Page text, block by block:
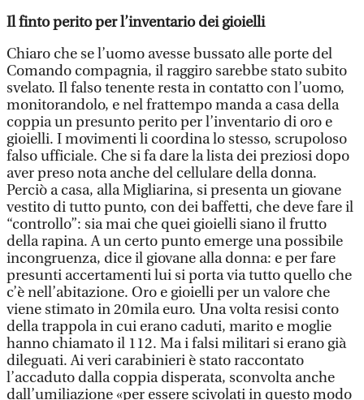
Il finto perito per l’inventario dei gioielli
Chiaro che se l’uomo avesse bussato alle porte del
Comando compagnia, il raggiro sarebbe stato subito
svelato. Il falso tenente resta in contatto con l’uomo,
monitorandolo, e nel frattempo manda a casa della
coppia un presunto perito per l’inventario di oro e
gioielli. I movimenti li coordina lo stesso, scrupoloso
falso ufficiale. Che si fa dare la lista dei preziosi dopo
aver preso nota anche del cellulare della donna.
Perciò a casa, alla Migliarina, si presenta un giovane
vestito di tutto punto, con dei baffetti, che deve fare il
“controllo”: sia mai che quei gioielli siano il frutto
della rapina. A un certo punto emerge una possibile
incongruenza, dice il giovane alla donna: e per fare
presunti accertamenti lui si porta via tutto quello che
c’è nell’abitazione. Oro e gioielli per un valore che
viene stimato in 20mila euro. Una volta resisi conto
della trappola in cui erano caduti, marito e moglie
hanno chiamato il 112. Ma i falsi militari si erano già
dileguati. Ai veri carabinieri è stato raccontato
l’accaduto dalla coppia disperata, sconvolta anche
dall’umiliazione «per essere scivolati in questo modo